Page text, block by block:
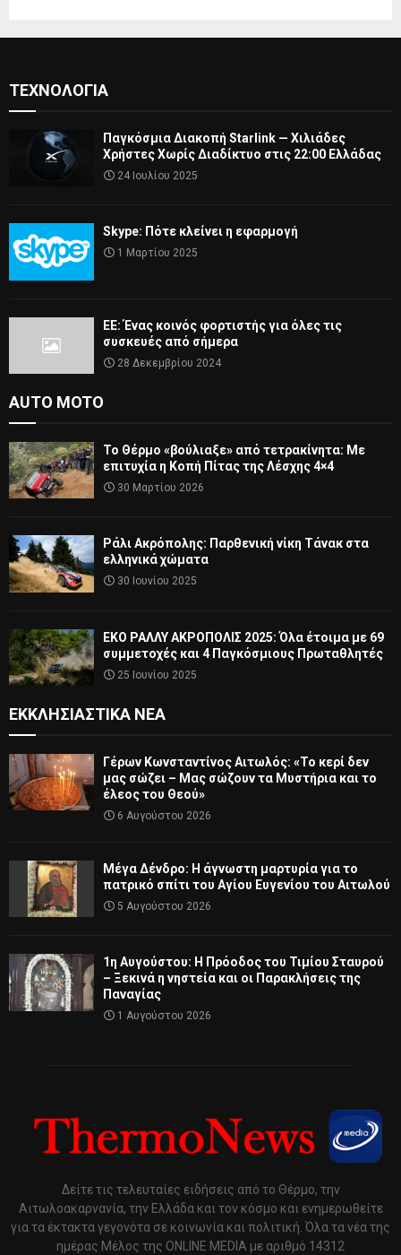
ΤΕΧΝΟΛΟΓΊΑ
Παγκόσμια Διακοπή Starlink — Χιλιάδες
Χρήστες Χωρίς Διαδίκτυο στις 22:00 Ελλάδας
24 Ιουλίου 2025
Skype: Πότε κλείνει η εφαρμογή
1 Μαρτίου 2025
ΕΕ: Ένας κοινός φορτιστής για όλες τις
συσκευές από σήμερα
28 Δεκεμβρίου 2024
AUTO MOTO
Το Θέρμο «βούλιαξε» από τετρακίνητα: Με
επιτυχία η Κοπή Πίτας της Λέσχης 4×4
30 Μαρτίου 2026
Ράλι Ακρόπολης: Παρθενική νίκη Τάνακ στα
ελληνικά χώματα
30 Ιουνίου 2025
ΕΚΟ ΡΑΛΛΥ ΑΚΡΟΠΟΛΙΣ 2025: Όλα έτοιμα με 69
συμμετοχές και 4 Παγκόσμιους Πρωταθλητές
25 Ιουνίου 2025
ΕΚΚΛΗΣΙΑΣΤΙΚΆ ΝΈΑ
Γέρων Κωνσταντίνος Αιτωλός: «Το κερί δεν
μας σώζει – Μας σώζουν τα Μυστήρια και το
έλεος του Θεού»
6 Αυγούστου 2026
Μέγα Δένδρο: Η άγνωστη μαρτυρία για το
πατρικό σπίτι του Αγίου Ευγενίου του Αιτωλού
5 Αυγούστου 2026
1η Αυγούστου: Η Πρόοδος του Τιμίου Σταυρού
– Ξεκινά η νηστεία και οι Παρακλήσεις της
Παναγίας
1 Αυγούστου 2026
Δείτε τις τελευταίες ειδήσεις από το Θέρμο, την
Αιτωλοακαρνανία, την Ελλάδα και τον κόσμο και ενημερωθείτε
για τα έκτακτα γεγονότα σε κοινωνία και πολιτική. Όλα τα νέα της
ημέρας Μέλος της ONLINE MEDIA με αριθμό 14312